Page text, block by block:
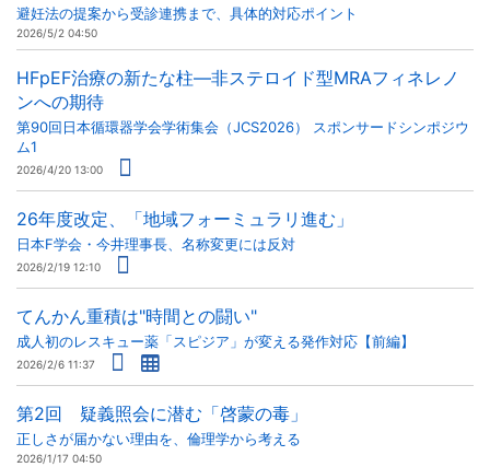
避妊法の提案から受診連携まで、具体的対応ポイント
2026/5/2 04:50
HFpEF治療の新たな柱―非ステロイド型MRAフィネレノ
ンへの期待
第90回日本循環器学会学術集会（JCS2026） スポンサードシンポジウ
ム1
2026/4/20 13:00
26年度改定、「地域フォーミュラリ進む」
日本F学会・今井理事長、名称変更には反対
2026/2/19 12:10
てんかん重積は"時間との闘い"
成人初のレスキュー薬「スピジア」が変える発作対応【前編】
2026/2/6 11:37
第2回 疑義照会に潜む「啓蒙の毒」
正しさが届かない理由を、倫理学から考える
2026/1/17 04:50